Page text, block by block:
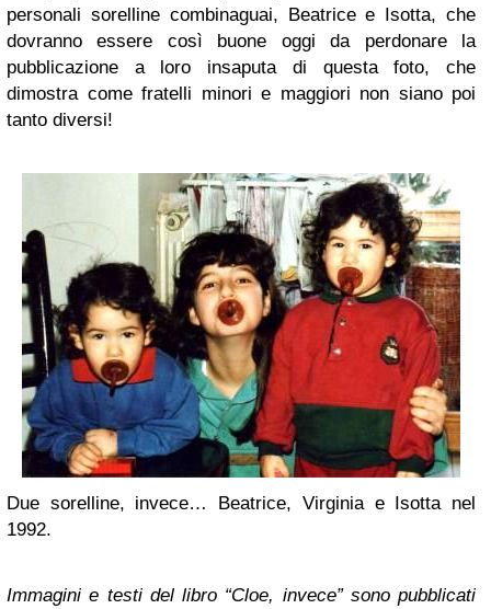
personali sorelline combinaguai, Beatrice e Isotta, che
dovranno essere così buone oggi da perdonare la
pubblicazione a loro insaputa di questa foto, che
dimostra come fratelli minori e maggiori non siano poi
tanto diversi!
Due sorelline, invece… Beatrice, Virginia e Isotta nel
1992.
Immagini e testi del libro “Cloe, invece” sono pubblicati